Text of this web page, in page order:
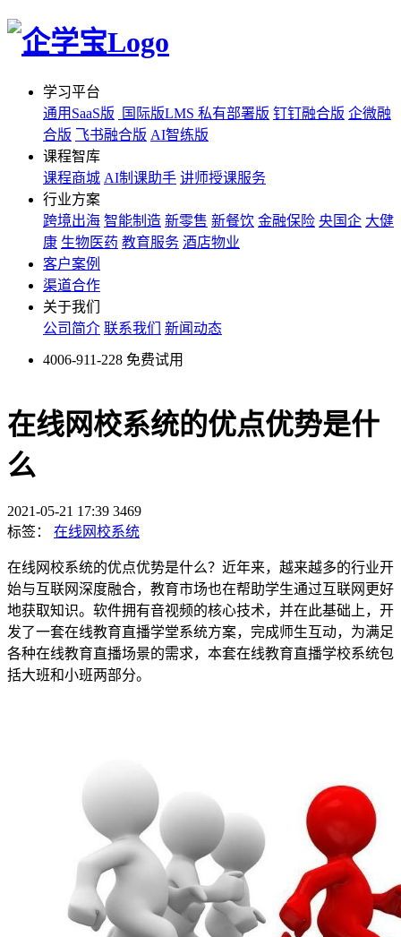
学习平台
通用SaaS版
国际版LMS 私有部署版 钉钉融合版 企微融
合版 飞书融合版 AI智练版
课程智库
课程商城 AI制课助手 讲师授课服务
行业方案
跨境出海 智能制造 新零售 新餐饮 金融保险 央国企 大健
康 生物医药 教育服务 酒店物业
客户案例
渠道合作
关于我们
公司简介 联系我们 新闻动态
4006-911-228 免费试用
在线网校系统的优点优势是什
么
2021-05-21 17:39 3469
标签：
在线网校系统
在线网校系统的优点优势是什么？近年来，越来越多的行业开
始与互联网深度融合，教育市场也在帮助学生通过互联网更好
地获取知识。软件拥有音视频的核心技术，并在此基础上，开
发了一套在线教育直播学堂系统方案，完成师生互动，为满足
各种在线教育直播场景的需求，本套在线教育直播学校系统包
括大班和小班两部分。